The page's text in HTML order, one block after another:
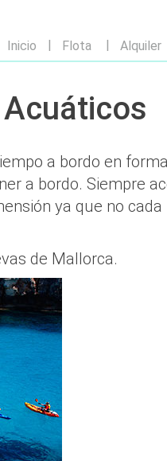
Inicio Flota Alquiler
a bordo en
a bordo. Siempre
ya que no
de Mallorca.